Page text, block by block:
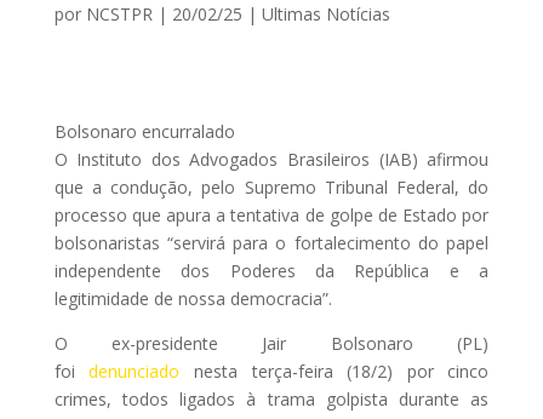
por NCSTPR| 20/02/25 | Ultimas Notícias
Bolsonaro encurralado
O Instituto dos Advogados Brasileiros (IAB) afirmou
que a condução, pelo Supremo Tribunal Federal, do
processo que apura a tentativa de golpe de Estado por
bolsonaristas “servirá para o fortalecimento do papel
independente dos Poderes da República e a
legitimidade de nossa democracia”.
O ex-presidente Jair Bolsonaro (PL)
foidenunciado nesta terça-feira (18/2) por cinco
crimes, todos ligados à trama golpista durante as